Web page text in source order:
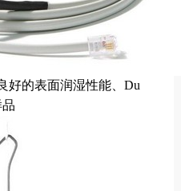
好的表面润湿性能、Du